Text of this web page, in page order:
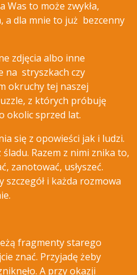
Was to może zwykła,
dla mnie to już bezcenny
zdjęcia albo inne
na stryszkach czy
okruchy tej naszej
z których próbuję
okolic sprzed lat.
się z opowieści jak i ludzi.
Razem z nimi znika to,
zanotować, usłyszeć.
szczegół i każda rozmowa
fragmenty starego
znać. Przyjadę żeby
A przy okazji